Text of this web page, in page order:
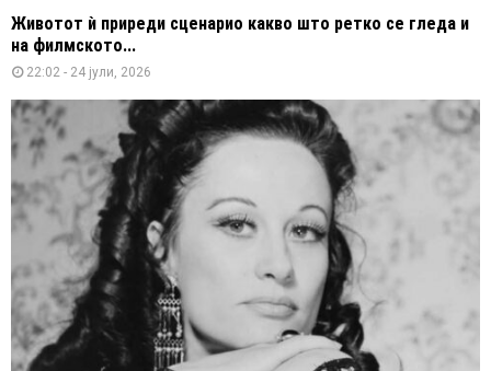
Животот ѝ приреди сценарио какво што ретко се гледа и
на филмското...
22:02 - 24 јули, 2026